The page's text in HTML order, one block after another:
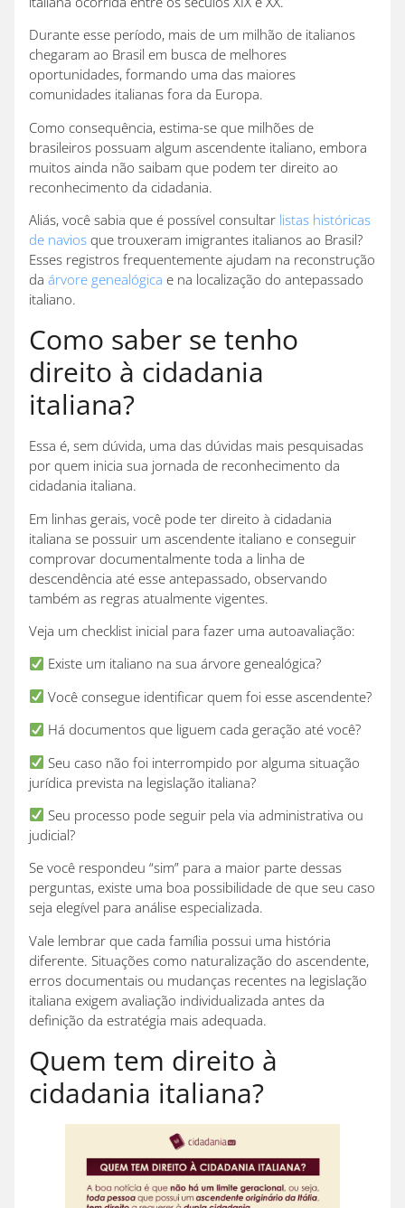
Durante esse período, mais de um milhão de italianos
chegaram ao Brasil em busca de melhores
oportunidades, formando uma das maiores
comunidades italianas fora da Europa.
Como consequência, estima-se que milhões de
brasileiros possuam algum ascendente italiano, embora
muitos ainda não saibam que podem ter direito ao
reconhecimento da cidadania.
Aliás, você sabia que é possível consultar listas históricas
de navios que trouxeram imigrantes italianos ao Brasil?
Esses registros frequentemente ajudam na reconstrução
da árvore genealógica e na localização do antepassado
italiano.
Como saber se tenho
direito à cidadania
italiana?
Essa é, sem dúvida, uma das dúvidas mais pesquisadas
por quem inicia sua jornada de reconhecimento da
cidadania italiana.
Em linhas gerais, você pode ter direito à cidadania
italiana se possuir um ascendente italiano e conseguir
comprovar documentalmente toda a linha de
descendência até esse antepassado, observando
também as regras atualmente vigentes.
Veja um checklist inicial para fazer uma autoavaliação:
Existe um italiano na sua árvore genealógica?
Você consegue identificar quem foi esse ascendente?
Há documentos que liguem cada geração até você?
Seu caso não foi interrompido por alguma situação
jurídica prevista na legislação italiana?
Seu processo pode seguir pela via administrativa ou
judicial?
Se você respondeu “sim” para a maior parte dessas
perguntas, existe uma boa possibilidade de que seu caso
seja elegível para análise especializada.
Vale lembrar que cada família possui uma história
diferente. Situações como naturalização do ascendente,
erros documentais ou mudanças recentes na legislação
italiana exigem avaliação individualizada antes da
definição da estratégia mais adequada.
Quem tem direito à
cidadania italiana?